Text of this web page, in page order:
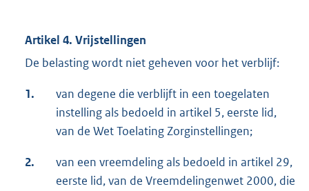
Artikel 4. Vrijstellingen
De belasting wordt niet geheven voor het verblijf:
1.
van degene die verblijft in een toegelaten
instelling als bedoeld in artikel 5, eerste lid,
van de Wet Toelating Zorginstellingen;
2.
van een vreemdeling als bedoeld in artikel 29,
eerste lid, van de Vreemdelingenwet 2000, die